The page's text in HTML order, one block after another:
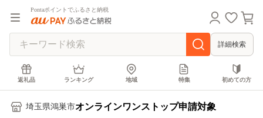
Pontaポイントでふるさと納税
詳細検索
返礼品 ランキング 地域 特集 初めての方
埼玉県鴻巣市オンラインワンストップ申請対象